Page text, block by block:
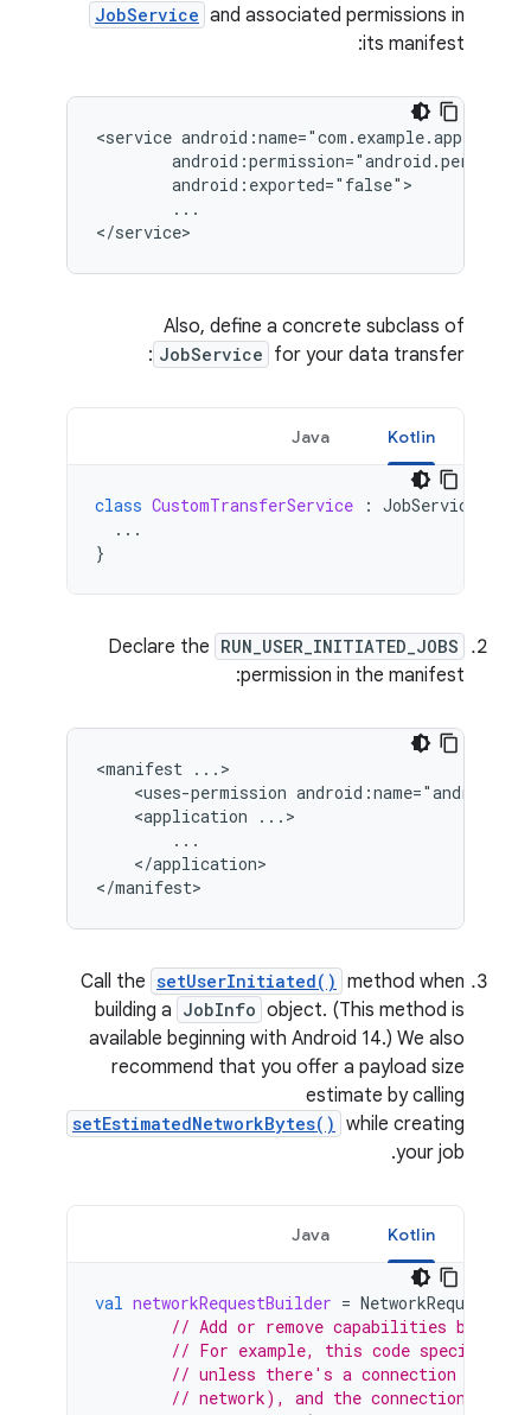
JobService and associated permissions in
its manifest:
<service
...
Also, define a concrete subclass of
JobService for your data transfer:
Kotlin
Java
class CustomTransferService : JobService
...
}
Declare the RUN_USER_INITIATED_JOBS
permission in the manifest:
<manifest
<uses-permission
<application
</application>
Call the setUserInitiated() method when
building a JobInfo object. (This method is
available beginning with Android 14.) We also
recommend that you offer a payload size
estimate by calling
setEstimatedNetworkBytes() while creating
your job.
Kotlin
Java
val networkRequestBuilder = NetworkRequest
// Add or remove capabilities based
// For example, this code specifies
// unless there's a connection to
// network), and the connection